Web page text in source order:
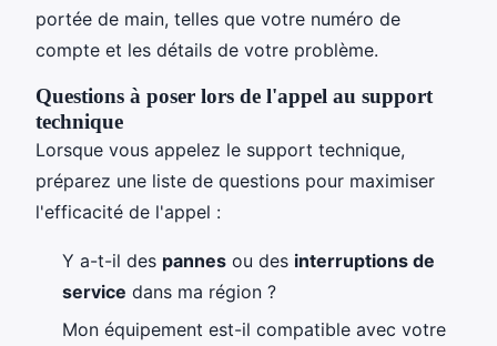
portée de main, telles que votre numéro de
compte et les détails de votre problème.
Questions à poser lors de l'appel au support
technique
Lorsque vous appelez le support technique,
préparez une liste de questions pour maximiser
l'efficacité de l'appel :
Y a-t-il des pannes ou des interruptions de
service dans ma région ?
Mon équipement est-il compatible avec votre